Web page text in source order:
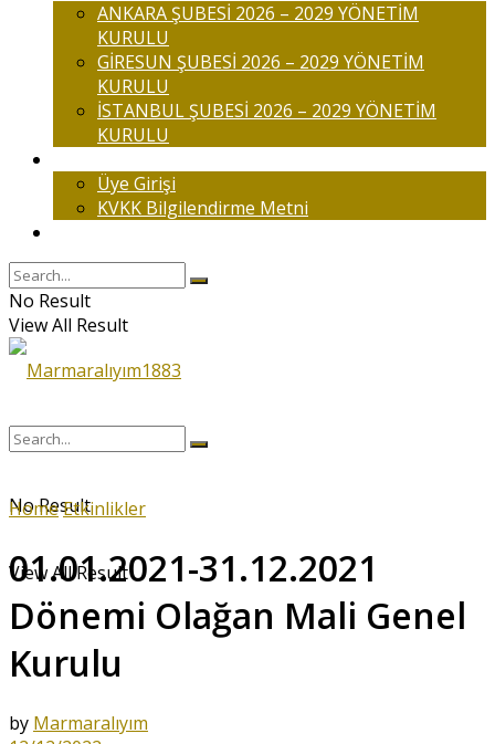
ANKARA ŞUBESİ 2026 – 2029 YÖNETİM
KURULU
GİRESUN ŞUBESİ 2026 – 2029 YÖNETİM
KURULU
İSTANBUL ŞUBESİ 2026 – 2029 YÖNETİM
KURULU
Üye Girişi
KVKK Bilgilendirme Metni
No Result
View All Result
No Result
View All Result
HomeEtkinlikler
01.01.2021-31.12.2021
Dönemi Olağan Mali Genel
Kurulu
by Marmaralıyım